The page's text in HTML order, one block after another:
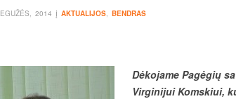
2014 į AKTUALIJOS, BENDRAS
Dėkojame Pagėgių
Virginijui Komskiui,